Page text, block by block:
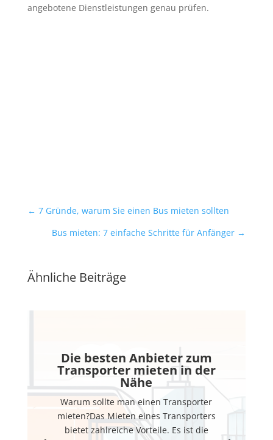
angebotene Dienstleistungen genau prüfen.
← 7 Gründe, warum Sie einen Bus mieten sollten
Bus mieten: 7 einfache Schritte für Anfänger →
Ähnliche Beiträge
Die besten Anbieter zum
Transporter mieten in der
Nähe
Warum sollte man einen Transporter
mieten?Das Mieten eines Transporters
bietet zahlreiche Vorteile. Es ist die